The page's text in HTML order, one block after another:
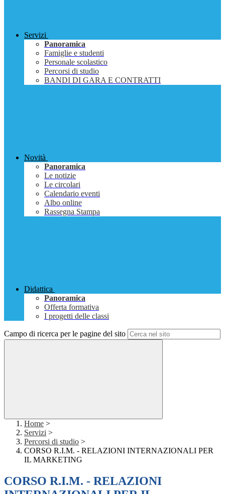
Servizi
Panoramica
Famiglie e studenti
Personale scolastico
Percorsi di studio
BANDI DI GARA E CONTRATTI
Novità
Panoramica
Le notizie
Le circolari
Calendario eventi
Albo online
Rassegna Stampa
Didattica
Panoramica
Offerta formativa
I progetti delle classi
Campo di ricerca per le pagine del sito
Home >
Servizi >
Percorsi di studio >
CORSO R.I.M. - RELAZIONI INTERNAZIONALI PER
IL MARKETING
CORSO R.I.M. - RELAZIONI